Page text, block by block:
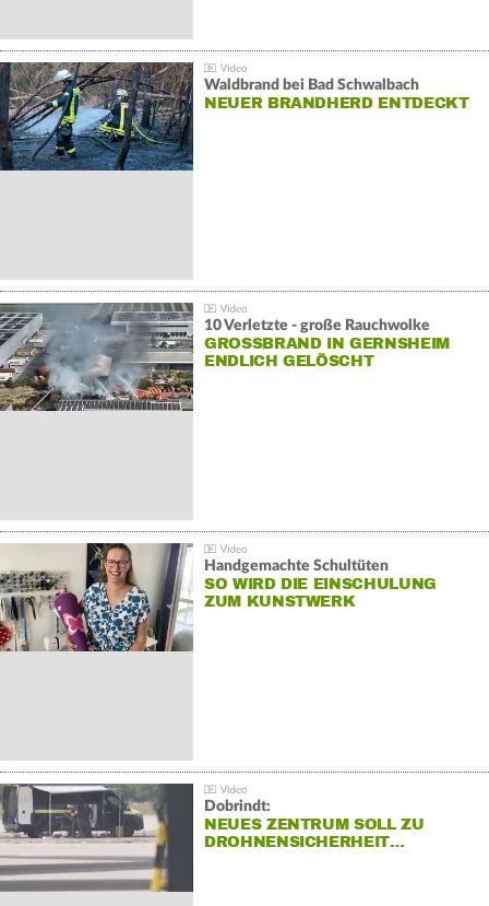
Waldbrand bei Bad Schwalbach
NEUER BRANDHERD ENTDECKT
10 Verletzte - große Rauchwolke
GROSSBRAND IN GERNSHEIM E
NDLICH GELÖSCHT
Handgemachte Schultüten
SO WIRD DIE EINSCHULUNG
ZUM KUNSTWERK
Dobrindt:
NEUES ZENTRUM SOLL ZU
DROHNENSICHERHEIT…